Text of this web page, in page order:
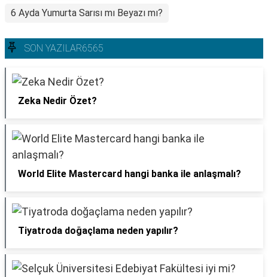
6 Ayda Yumurta Sarısı mı Beyazı mı?
SON YAZILAR6565
Zeka Nedir Özet?
World Elite Mastercard hangi banka ile anlaşmalı?
Tiyatroda doğaçlama neden yapılır?